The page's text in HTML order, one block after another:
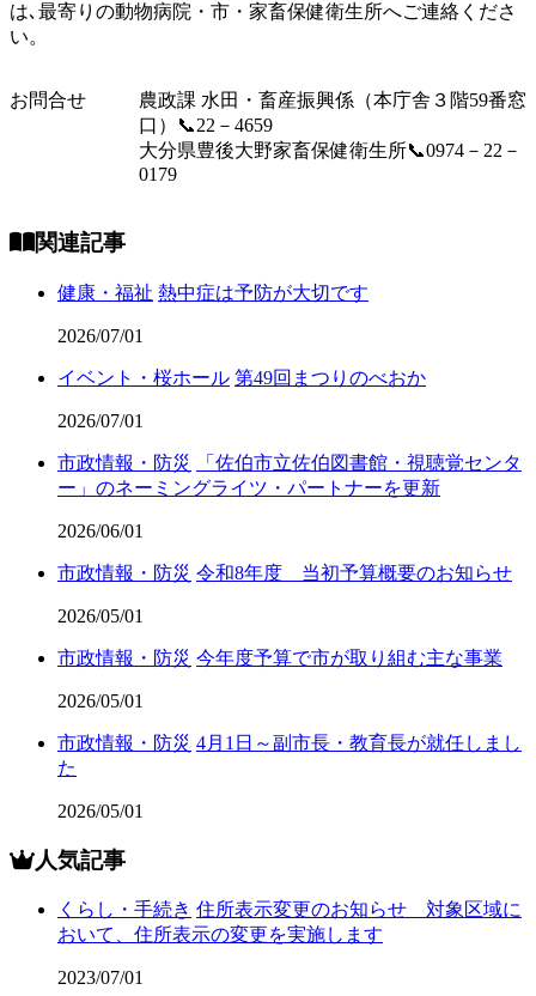
は､最寄りの動物病院・市・家畜保健衛生所へご連絡くださ
い。
お問合せ
農政課 水田・畜産振興係（本庁舎３階59番窓
口）📞22－4659
大分県豊後大野家畜保健衛生所📞0974－22－
0179
関連記事
健康・福祉 熱中症は予防が大切です
2026/07/01
イベント・桜ホール 第49回まつりのべおか
2026/07/01
市政情報・防災
「佐伯市立佐伯図書館・視聴覚センタ
ー」のネーミングライツ・パートナーを更新
2026/06/01
市政情報・防災 令和8年度 当初予算概要のお知らせ
2026/05/01
市政情報・防災 今年度予算で市が取り組む主な事業
2026/05/01
市政情報・防災 4月1日～副市長・教育長が就任しまし
た
2026/05/01
人気記事
くらし・手続き 住所表示変更のお知らせ 対象区域に
おいて、住所表示の変更を実施します
2023/07/01